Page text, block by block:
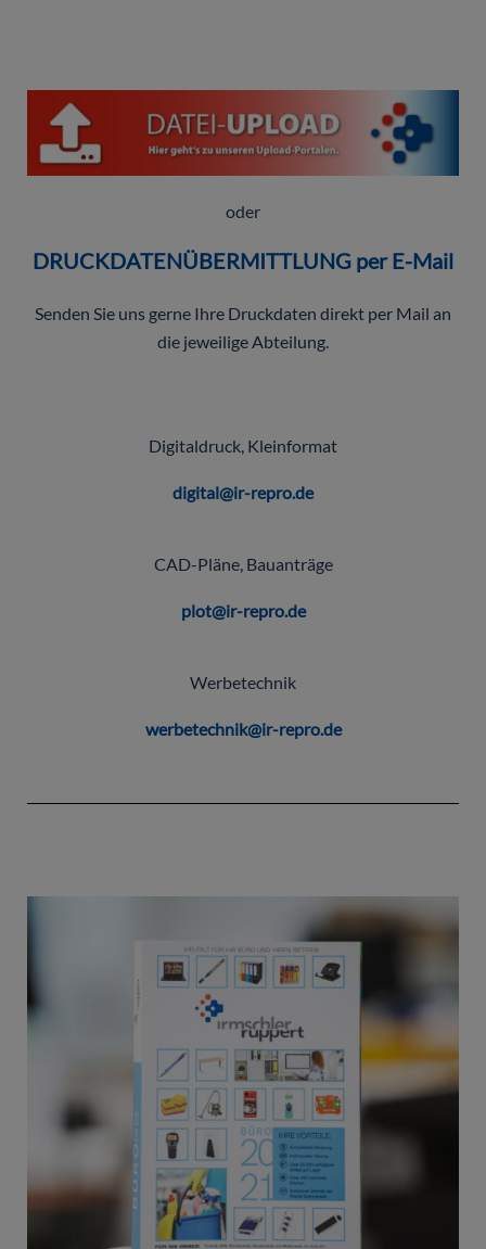
oder
DRUCKDATENÜBERMITTLUNG per E-Mail
Senden Sie uns gerne Ihre Druckdaten direkt per Mail an
die jeweilige Abteilung.
Digitaldruck, Kleinformat
digital@ir-repro.de
CAD-Pläne, Bauanträge
plot@ir-repro.de
Werbetechnik
werbetechnik@ir-repro.de